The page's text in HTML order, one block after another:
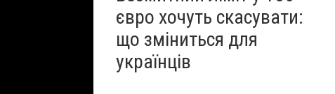
євро хочуть скасувати:
що зміниться для
українців